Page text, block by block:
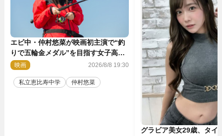
エビ中・仲村悠菜が映画初主演で“釣
りで五輪金メダル”を目指す女子高生
に！ 映画『つりこまち』今秋公開
映画 2026/8/8 19:30
私立恵比寿中学 仲村悠菜
グラビア美女29歳、タイ